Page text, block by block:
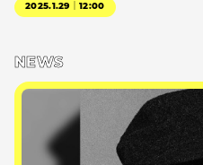
2025.1.29｜12:00
NEWS